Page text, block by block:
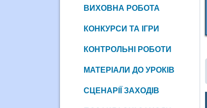
ВИХОВНА РОБОТА
КОНКУРСИ ТА ІГРИ
КОНТРОЛЬНІ РОБОТИ
МАТЕРІАЛИ ДО УРОКІВ
СЦЕНАРІЇ ЗАХОДІВ